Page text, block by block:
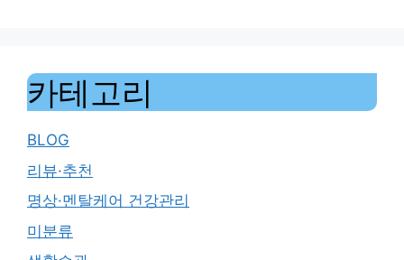
카테고리
BLOG
리뷰·추천
명상·멘탈케어 건강관리
미분류